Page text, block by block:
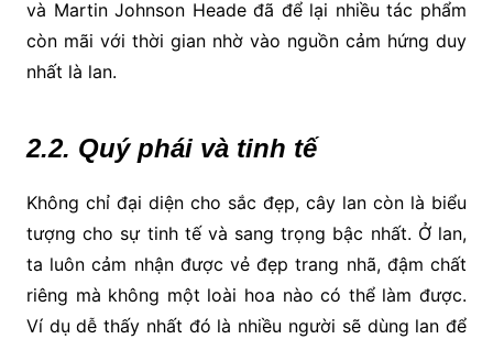
và Martin Johnson Heade đã để lại nhiều tác phẩm
còn mãi với thời gian nhờ vào nguồn cảm hứng duy
nhất là lan.
2.2. Quý phái và tinh tế
Không chỉ đại diện cho sắc đẹp, cây lan còn là biểu
tượng cho sự tinh tế và sang trọng bậc nhất. Ở lan,
ta luôn cảm nhận được vẻ đẹp trang nhã, đậm chất
riêng mà không một loài hoa nào có thể làm được.
Ví dụ dễ thấy nhất đó là nhiều người sẽ dùng lan để